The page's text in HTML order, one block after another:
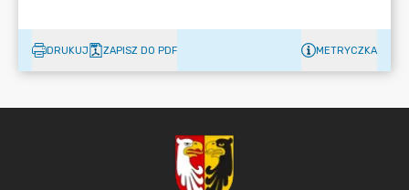
DRUKUJ ZAPISZ DO PDF METRYCZKA